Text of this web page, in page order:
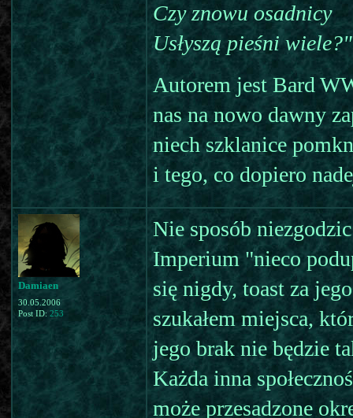
Czy znowu osadnicy
Usłyszą pieśni wiele?"
Autorem jest Bard
nas na nowo dawny
niech szklanice
i tego, co dopiero
Damiaen
30.05.2006
Post ID: 253
Nie sposób
Imperium "nieco
się nigdy, toast za
szukałem miejsca,
jego brak nie będzie
Każda inna
może przesadzone